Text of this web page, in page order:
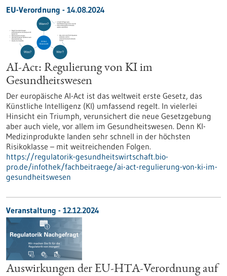
EU-Verordnung - 14.08.2024
AI-Act: Regulierung von KI im
Gesundheitswesen
Der europäische AI-Act ist das weltweit erste Gesetz, das
Künstliche Intelligenz (KI) umfassend regelt. In vielerlei
Hinsicht ein Triumph, verunsichert die neue Gesetzgebung
aber auch viele, vor allem im Gesundheitswesen. Denn KI-
Medizinprodukte landen sehr schnell in der höchsten
Risikoklasse – mit weitreichenden Folgen.
https://regulatorik-gesundheitswirtschaft.bio-
pro.de/infothek/fachbeitraege/ai-act-regulierung-von-ki-im-
gesundheitswesen
Veranstaltung - 12.12.2024
Auswirkungen der EU-HTA-Verordnung auf